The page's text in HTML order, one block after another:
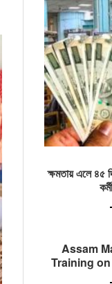
ক্ষমতায় এলে ৪৫
Assam
Training